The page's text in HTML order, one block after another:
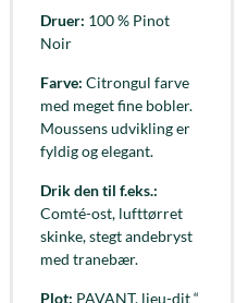
Druer: 100 % Pinot
Noir
Farve: Citrongul farve
med meget fine bobler.
Moussens udvikling er
fyldig og elegant.
Drik den til f.eks.:
Comté-ost, lufttørret
skinke, stegt andebryst
med tranebær.
Plot: PAVANT, lieu-dit “